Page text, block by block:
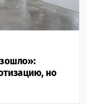
но